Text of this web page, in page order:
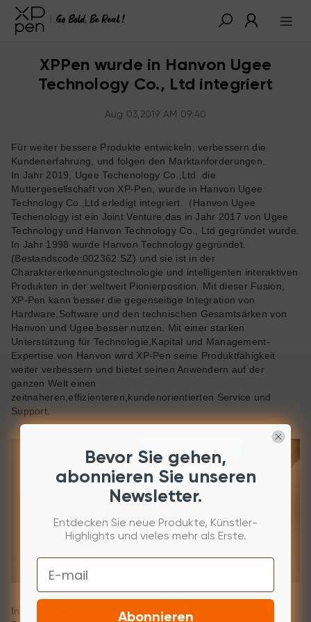
XPPen wurde in Hanvon Ugee
Technology Co., Ltd integriert
Aug 03,2019 AM 09:40
Für weiter bessere Produkte entwickeln, verbessern die
Kundenerfahrung, und folgen den Marktanforderungen.
In Jahr 2019, Ugee Techenology Co.,Ltd. die
Muttergesellschaft von XP-Pen, wurde in Hanvon Ugee
Technology Co.,Ltd erledigt integriert.（Hanvon Ugee
Techenology ist ein Joint Venture,das in Jahr 2017 von Ugee
Technology und Hanvon Technology Co., Ltd gegründet wurde.
In Jahr 1998 wurde Hanvon Technology gegründet.
(Bestandscode:002362.SZ) und sie ist in der
Charaktererkennungstechnologie und intelligenten interaktiven
Produkten in der weltweit Pionierposition. Mit dieser Fusion,
XP-Pen kann besser die gegenseitige Integration von
Hardware,Software und den technischen Gesamtsärken von
Hanvon und Ugee besser nutzen. Mit einer starken
Unterstützung für Technologie,Kapital und Management-
Expertise von Hanvon wird XP-Pen seine Produktfähigkeit
weiter verbessern und bietet seinen Anwendern auf der
ganzen Welt einen
zeitnaheren,effizienteren,kundenorientierten Service und
Support.
In Zukunft wird XP-Pen Ressourcen investieren ,die
Bevor Sie gehen,
abonnieren Sie unseren
Newsletter.
Entdecken Sie neue Produkte, Künstler-
Highlights und vieles mehr als Erste.
Email
Abonnieren